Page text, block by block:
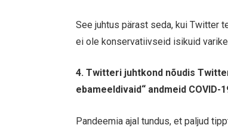
See juhtus pärast seda, kui Twitter
ei ole konservatiivseid isikuid
4. Twitteri juhtkond nõudis
ebameeldivaid“ andmeid
Pandeemia ajal tundus, et paljud